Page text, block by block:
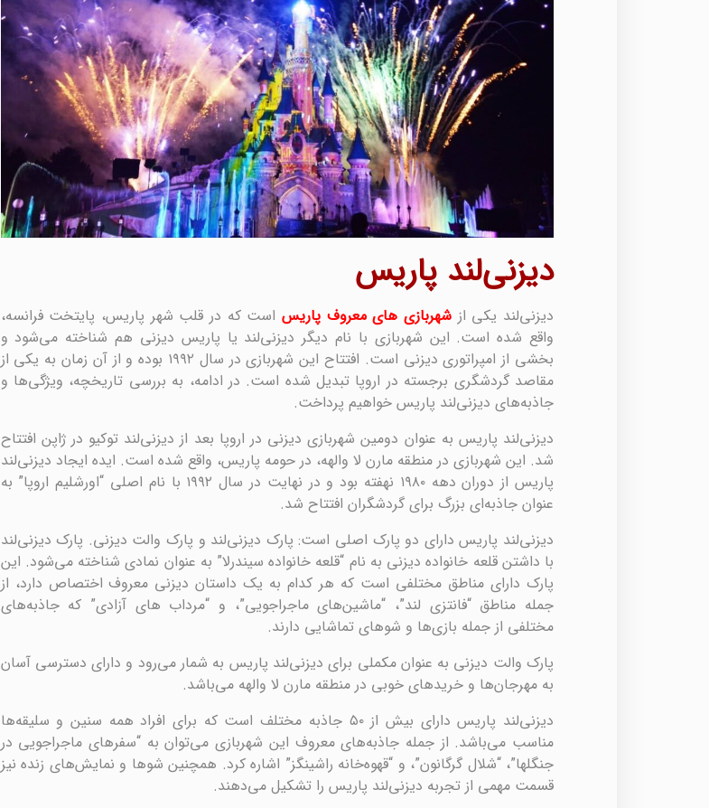
دیزنی‌لند پاریس
دیزنی‌لند یکی از شهربازی های معروف پاریس است که در قلب شهر پاریس، پایتخت فرانسه،
واقع شده است. این شهربازی با نام دیگر دیزنی‌لند یا پاریس دیزنی هم شناخته می‌شود و
بخشی از امپراتوری دیزنی است. افتتاح این شهربازی در سال ۱۹۹۲ بوده و از آن زمان به یکی از
مقاصد گردشگری برجسته در اروپا تبدیل شده است. در ادامه، به بررسی تاریخچه، ویژگی‌ها و
جاذبه‌های دیزنی‌لند پاریس خواهیم پرداخت.
دیزنی‌لند پاریس به عنوان دومین شهربازی دیزنی در اروپا بعد از دیزنی‌لند توکیو در ژاپن افتتاح
شد. این شهربازی در منطقه مارن لا والهه، در حومه پاریس، واقع شده است. ایده ایجاد دیزنی‌لند
پاریس از دوران دهه ۱۹۸۰ نهفته بود و در نهایت در سال ۱۹۹۲ با نام اصلی “اورشلیم اروپا” به
عنوان جاذبه‌ای بزرگ برای گردشگران افتتاح شد.
دیزنی‌لند پاریس دارای دو پارک اصلی است: پارک دیزنی‌لند و پارک والت دیزنی. پارک دیزنی‌لند
با داشتن قلعه خانواده دیزنی به نام “قلعه خانواده سیندرلا” به عنوان نمادی شناخته می‌شود. این
پارک دارای مناطق مختلفی است که هر کدام به یک داستان دیزنی معروف اختصاص دارد، از
جمله مناطق “فانتزی لند”، “ماشین‌های ماجراجویی”، و “مرداب های آزادی” که جاذبه‌های
مختلفی از جمله بازی‌ها و شوهای تماشایی دارند.
پارک والت دیزنی به عنوان مکملی برای دیزنی‌لند پاریس به شمار می‌رود و دارای دسترسی آسان
به مهرجان‌ها و خریدهای خوبی در منطقه مارن لا والهه می‌باشد.
دیزنی‌لند پاریس دارای بیش از ۵۰ جاذبه مختلف است که برای افراد همه سنین و سلیقه‌ها
مناسب می‌باشد. از جمله جاذبه‌های معروف این شهربازی می‌توان به “سفرهای ماجراجویی در
جنگلها”، “شلال گرگانون”، و “قهوه‌خانه راشینگز” اشاره کرد. همچنین شوها و نمایش‌های زنده نیز
قسمت مهمی از تجربه دیزنی‌لند پاریس را تشکیل می‌دهند.